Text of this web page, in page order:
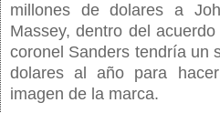
millones de dolares a
Massey, dentro del
coronel Sanders tendría un
dolares al año para
imagen de la marca.